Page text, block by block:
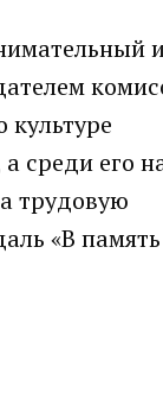
среди его
трудовую
«В